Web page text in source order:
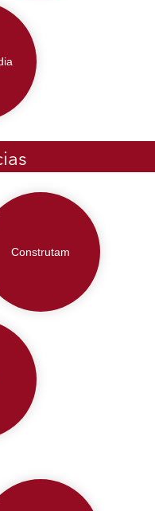
Construtam